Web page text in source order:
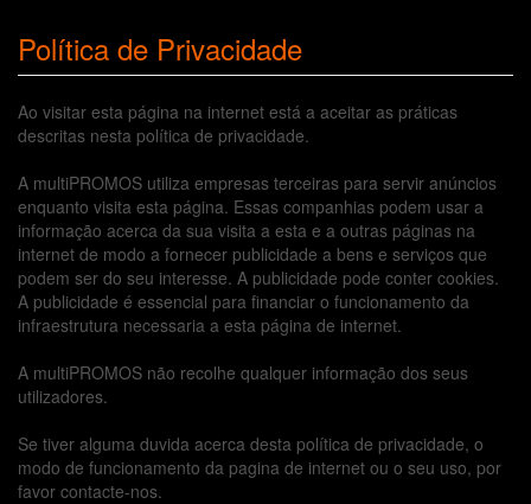
Política de Privacidade
Ao visitar esta página na internet está a aceitar as práticas
descritas nesta política de privacidade.
A multiPROMOS utiliza empresas terceiras para servir anúncios
enquanto visita esta página. Essas companhias podem usar a
informação acerca da sua visita a esta e a outras páginas na
internet de modo a fornecer publicidade a bens e serviços que
podem ser do seu interesse. A publicidade pode conter cookies.
A publicidade é essencial para financiar o funcionamento da
infraestrutura necessaria a esta página de internet.
A multiPROMOS não recolhe qualquer informação dos seus
utilizadores.
Se tiver alguma duvida acerca desta política de privacidade, o
modo de funcionamento da pagina de internet ou o seu uso, por
favor contacte-nos.